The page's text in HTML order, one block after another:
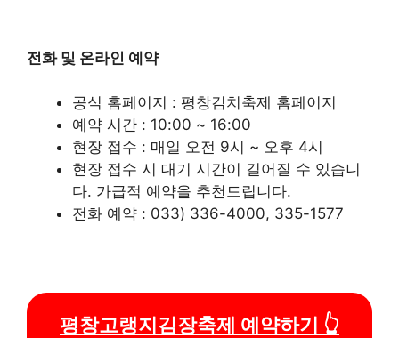
전화 및 온라인 예약
공식 홈페이지 : 평창김치축제 홈페이지
예약 시간 : 10:00 ~ 16:00
현장 접수 : 매일 오전 9시 ~ 오후 4시
현장 접수 시 대기 시간이 길어질 수 있습니
다. 가급적 예약을 추천드립니다.
전화 예약 : 033) 336-4000, 335-1577
평창고랭지김장축제 예약하기 👆